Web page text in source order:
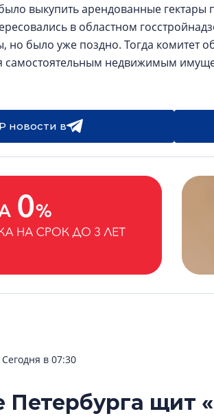
выкупить арендованные гектары
в областном
но было уже поздно. Тогда комитет
самостоятельным недвижимым
новости в
Сегодня в 07:30
Петербурга щит